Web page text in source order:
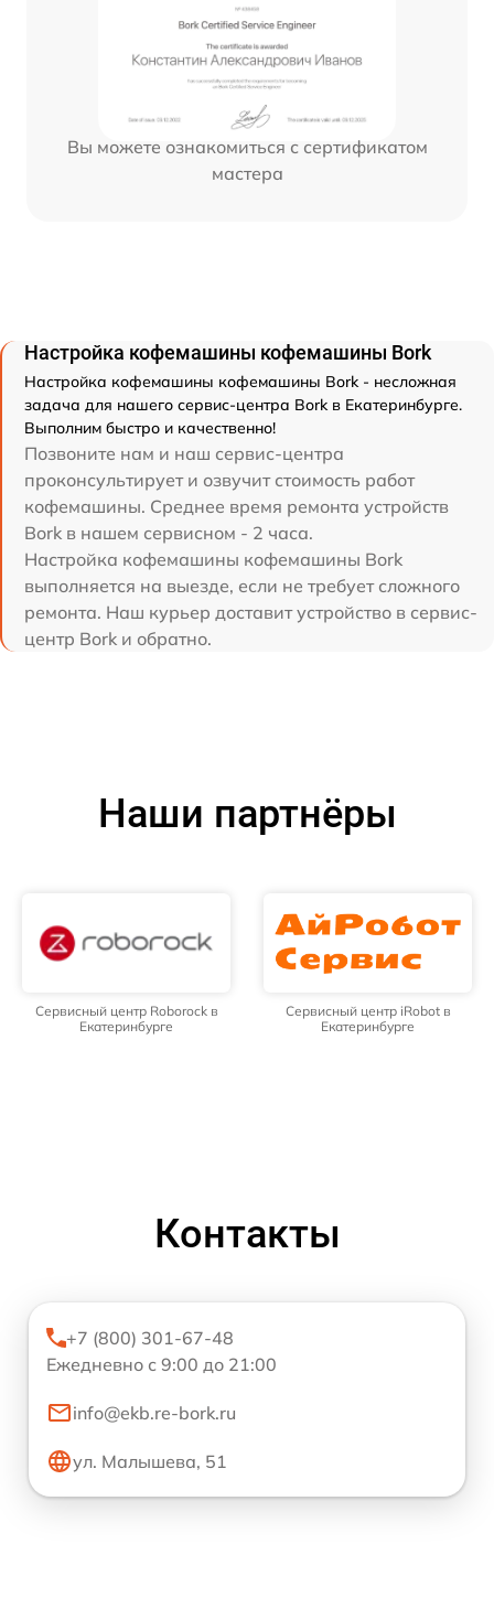
Вы можете ознакомиться с сертификатом
мастера
Настройка кофемашины кофемашины Bork
Настройка кофемашины кофемашины Bork - несложная
задача для нашего сервис-центра Bork в Екатеринбурге.
Выполним быстро и качественно!
Позвоните нам и наш сервис-центра
проконсультирует и озвучит стоимость работ
кофемашины. Среднее время ремонта устройств
Bork в нашем сервисном - 2 часа.
Настройка кофемашины кофемашины Bork
выполняется на выезде, если не требует сложного
ремонта. Наш курьер доставит устройство в сервис-
центр Bork и обратно.
Наши партнёры
Сервисный центр Roborock в
Екатеринбурге
Сервисный центр iRobot в
Екатеринбурге
Контакты
+7 (800) 301-67-48
Ежедневно с 9:00 до 21:00
info@ekb.re-bork.ru
ул. Малышева, 51